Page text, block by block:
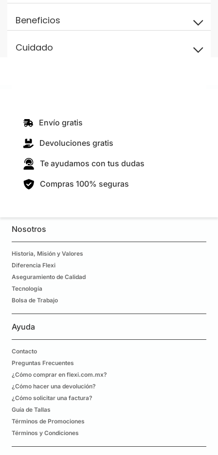
Beneficios
Cuidado
Envío gratis
Devoluciones gratis
Te ayudamos con tus dudas
Compras 100% seguras
Nosotros
Historia, Misión y Valores
Diferencia Flexi
Aseguramiento de Calidad
Tecnología
Bolsa de Trabajo
Ayuda
Contacto
Preguntas Frecuentes
¿Cómo comprar en flexi.com.mx?
¿Cómo hacer una devolución?
¿Cómo solicitar una factura?
Guía de Tallas
Términos de Promociones
Términos y Condiciones